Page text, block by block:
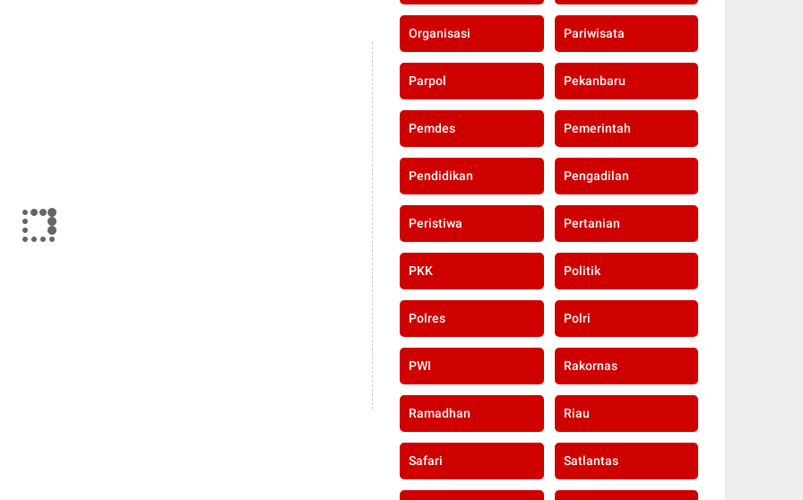
Organisasi Pariwisata
Parpol Pekanbaru
Pemdes Pemerintah
Pendidikan Pengadilan
Peristiwa Pertanian
PKK Politik
Polres Polri
PWI Rakornas
Ramadhan Riau
Safari Satlantas